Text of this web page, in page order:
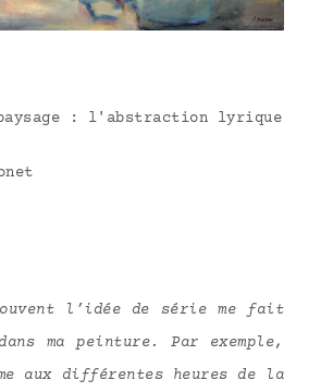
l’idée de série me fait
ma peinture. Par exemple,
aux différentes heures de la